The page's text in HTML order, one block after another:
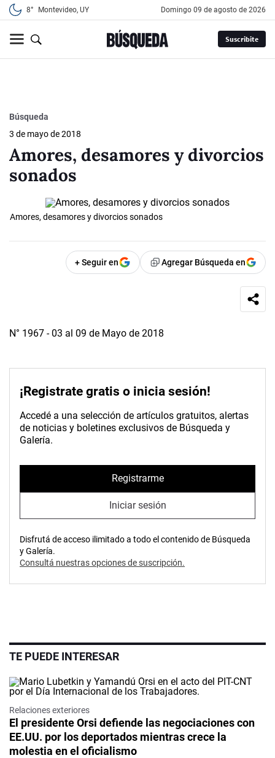
8° Montevideo, UY domingo 09 de agosto de 2026
Suscribite
Búsqueda
3 de mayo de 2018
Amores, desamores y divorcios
sonados
Amores, desamores y divorcios sonados
+ Seguir en Agregar Búsqueda en
N° 1967 - 03 al 09 de Mayo de 2018
¡Registrate gratis o inicia sesión!
Accedé a una selección de artículos gratuitos, alertas
de noticias y boletines exclusivos de Búsqueda y
Galería.
Registrarme
Iniciar sesión
Disfrutá de acceso ilimitado a todo el contenido de Búsqueda
y Galería.
Consultá nuestras opciones de suscripción.
TE PUEDE INTERESAR
Relaciones exteriores
El presidente Orsi defiende las negociaciones con
EE.UU. por los deportados mientras crece la
molestia en el oficialismo